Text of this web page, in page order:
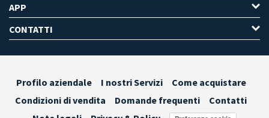
APP
CONTATTI
Profilo aziendale I nostri Servizi
Come acquistare
Condizioni di vendita
Domande frequenti
Contatti